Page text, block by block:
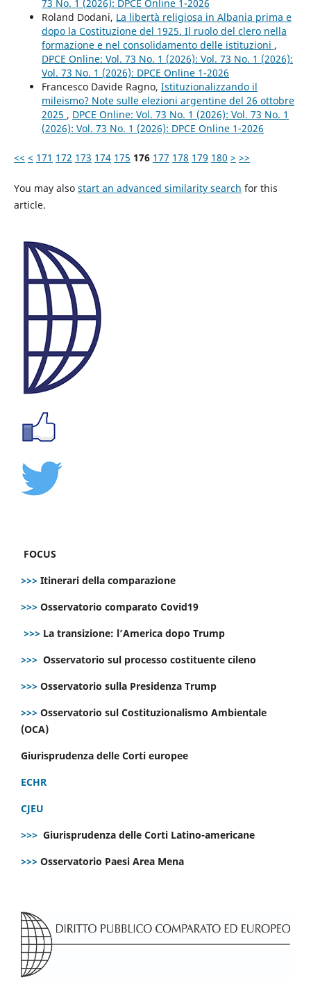
73 No. 1 (2026): DPCE Online 1-2026
Roland Dodani, La libertà religiosa in Albania prima e
dopo la Costituzione del 1925. Il ruolo del clero nella
formazione e nel consolidamento delle istituzioni ,
DPCE Online: Vol. 73 No. 1 (2026): Vol. 73 No. 1 (2026):
Vol. 73 No. 1 (2026): DPCE Online 1-2026
Francesco Davide Ragno, Istituzionalizzando il
mileismo? Note sulle elezioni argentine del 26 ottobre
2025 , DPCE Online: Vol. 73 No. 1 (2026): Vol. 73 No. 1
(2026): Vol. 73 No. 1 (2026): DPCE Online 1-2026
<< < 171 172 173 174 175 176 177 178 179 180 > >>
You may also start an advanced similarity search for this
article.
FOCUS
>>> Itinerari della comparazione
>>> Osservatorio comparato Covid19
>>> La transizione: l’America dopo Trump
>>> Osservatorio sul processo costituente cileno
>>> Osservatorio sulla Presidenza Trump
>>> Osservatorio sul Costituzionalismo Ambientale
(OCA)
Giurisprudenza delle Corti europee
ECHR
CJEU
>>> Giurisprudenza delle Corti Latino-americane
>>> Osservatorio Paesi Area Mena